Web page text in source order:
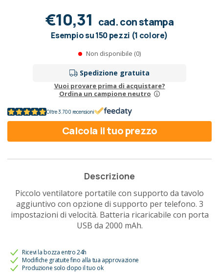
€10,31 cad. con stampa
Esempio su 150 pezzi (1 colore)
Non disponibile (0)
Spedizione gratuita
Vuoi provare prima di acquistare?
Ordina un campione neutro
Oltre 3.700 recensioni
Calcola il tuo prezzo
Descrizione
Piccolo ventilatore portatile con supporto da tavolo
aggiuntivo con opzione di supporto per telefono. 3
impostazioni di velocità. Batteria ricaricabile con porta
USB da 2000 mAh.
Ricevi la bozza entro 24h
Modifiche gratuite fino alla tua approvazione
Produzione solo dopo il tuo ok